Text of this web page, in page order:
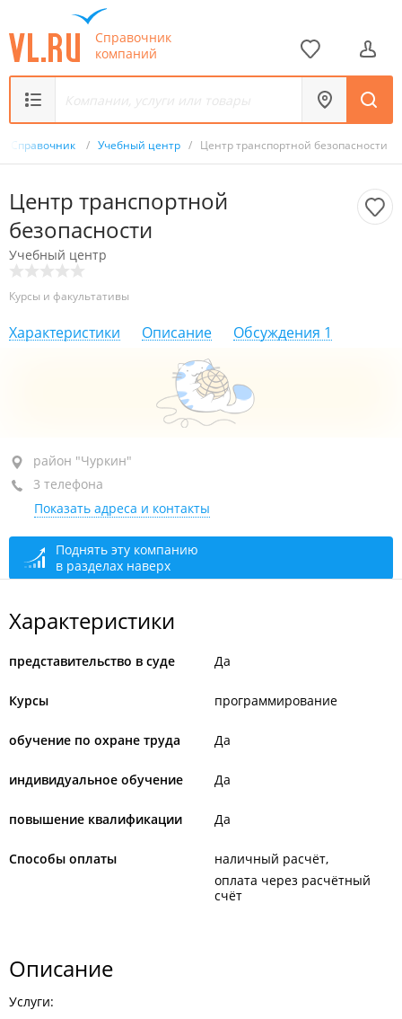
Справочник
компаний
Справочник / Учебный центр / Центр транспортной безопасности
Центр транспортной
безопасности
Учебный центр
Курсы и факультативы
Характеристики Описание Обсуждения 1
район "Чуркин", ул. Запорожская, 77
БЦ "City Hall", оф. 335, 338
+7 (423) 291-00-02работа с физическими лицами
+7 (423) 291-33-32работа с юридическими лицами
+7 (423) 291-33-35директор
район "Чуркин"
3 телефона
Показать адреса и контакты
Поднять эту компанию
в разделах наверх
Характеристики
представительство в суде Да
Курсы программирование
обучение по охране труда Да
индивидуальное обучение Да
повышение квалификации Да
Способы оплаты
наличный расчёт
оплата через расчётный
счёт
Описание
Услуги: